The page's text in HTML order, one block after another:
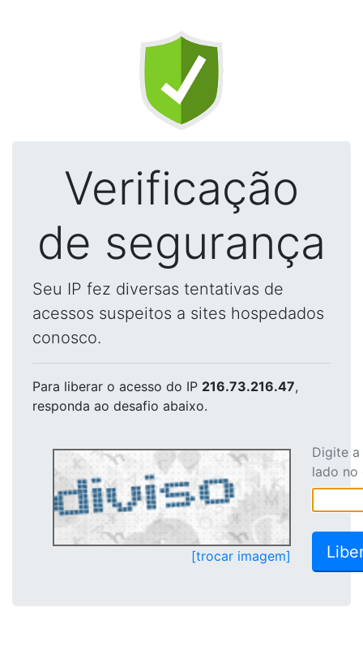
Verificação
de segurança
Seu IP fez diversas tentativas de
acessos suspeitos a sites hospedados
conosco.
Para liberar o acesso do IP 216.73.216.47,
responda ao desafio abaixo.
[trocar imagem]
Digite
lado no